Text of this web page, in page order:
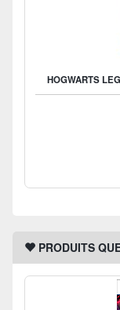
HOGWARTS
PRODUITS